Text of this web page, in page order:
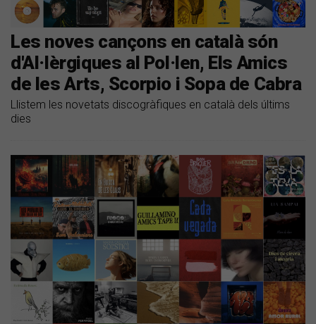
Les noves cançons en català són
d'Al·lèrgiques al Pol·len, Els Amics
de les Arts, Scorpio i Sopa de Cabra
Llistem les novetats discogràfiques en català dels últims
dies